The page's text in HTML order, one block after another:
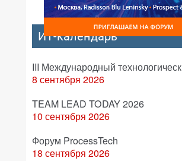
ИТ-календарь
III Международный
8 сентября 2026
TEAM LEAD TODAY 2026
10 сентября 2026
Форум ProcessTech
18 сентября 2026